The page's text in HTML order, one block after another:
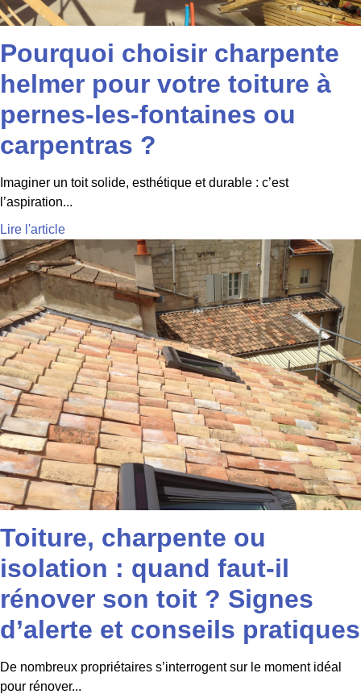
Pourquoi choisir charpente
helmer pour votre toiture à
pernes-les-fontaines ou
carpentras ?
Imaginer un toit solide, esthétique et durable : c’est
l’aspiration...
Lire l'article
Toiture, charpente ou
isolation : quand faut-il
rénover son toit ? Signes
d’alerte et conseils pratiques
De nombreux propriétaires s’interrogent sur le moment idéal
pour rénover...